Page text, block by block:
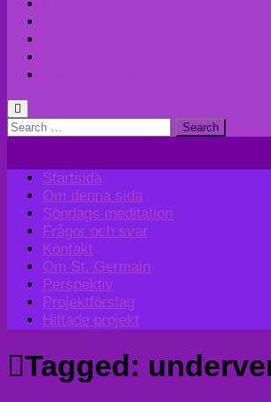
Search
Startsida
Om denna sida
Söndags meditation
Frågor och svar
Kontakt
Om St. Germain
Perspektiv
Projektförslag
Hittade projekt
Tagged: